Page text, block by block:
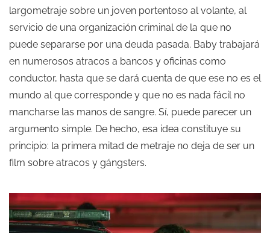
largometraje sobre un joven portentoso al volante, al
servicio de una organización criminal de la que no
puede separarse por una deuda pasada. Baby trabajará
en numerosos atracos a bancos y oficinas como
conductor, hasta que se dará cuenta de que ese no es el
mundo al que corresponde y que no es nada fácil no
mancharse las manos de sangre. Sí, puede parecer un
argumento simple. De hecho, esa idea constituye su
principio: la primera mitad de metraje no deja de ser un
film sobre atracos y gángsters.